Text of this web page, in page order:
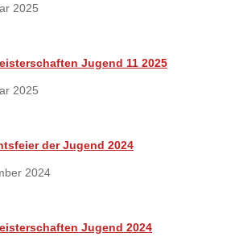
2025
Jugend 11 2025
2025
der Jugend 2024
2024
Jugend 2024